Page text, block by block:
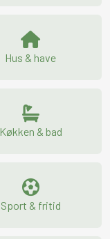
Hus & have
Køkken & bad
Sport & fritid